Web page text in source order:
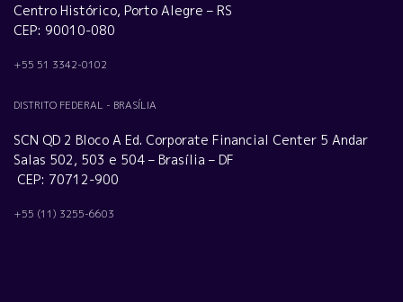
Centro Histórico, Porto Alegre – RS
CEP: 90010-080
+55 51 3342-0102
DISTRITO FEDERAL - BRASÍLIA
SCN QD 2 Bloco A Ed. Corporate Financial Center 5 Andar
Salas 502, 503 e 504 – Brasília – DF
CEP: 70712-900
+55 (11) 3255-6603